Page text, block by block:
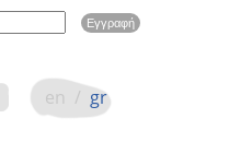
Name
en / gr